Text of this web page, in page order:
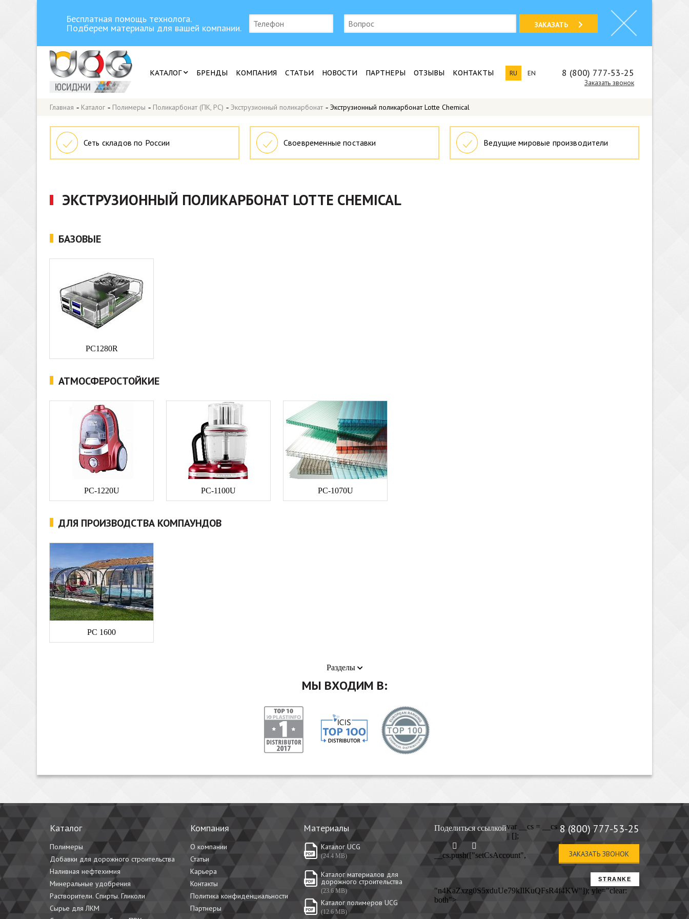
Бесплатная помощь технолога.
Подберем материалы для вашей компании. ЗАКАЗАТЬ
КАТАЛОГ БРЕНДЫ КОМПАНИЯ СТАТЬИ НОВОСТИ ПАРТНЕРЫ ОТЗЫВЫ КОНТАКТЫ RU EN 8 (800) 777-53-25
Заказать звонок
Главная - Каталог - Полимеры - Поликарбонат (ПК, PC) - Экструзионный поликарбонат - Экструзионный поликарбонат Lotte Chemical
Сеть складов по России Своевременные поставки Ведущие мировые производители
ЭКСТРУЗИОННЫЙ ПОЛИКАРБОНАТ LOTTE CHEMICAL
БАЗОВЫЕ
PC1280R
АТМОСФЕРОСТОЙКИЕ
PC-1220U PC-1100U PC-1070U
ДЛЯ ПРОИЗВОДСТВА КОМПАУНДОВ
PC 1600
Разделы
МЫ ВХОДИМ В:
Каталог
Полимеры
Добавки для дорожного строительства
Наливная нефтехимия
Минеральные удобрения
Растворители. Спирты. Гликоли
Сырье для ЛКМ
Компания
О компании
Статьи
Карьера
Контакты
Политика конфиденциальности
Партнеры
Материалы
Каталог UCG
(24.4 MB)
Каталог материалов для
дорожного строительства
(23.6 MB)
Каталог полимеров UCG
(12.6 MB)
Поделиться ссылкой 8 (800) 777-53-25
ЗАКАЗАТЬ ЗВОНОК
STRANKE
var __cs = __cs
|| [];
__cs.push(["setCsAccount",
"n4KaZxzg0S5xduUe79kIlKuQFsR4f4KW"]); yle="clear:
both">